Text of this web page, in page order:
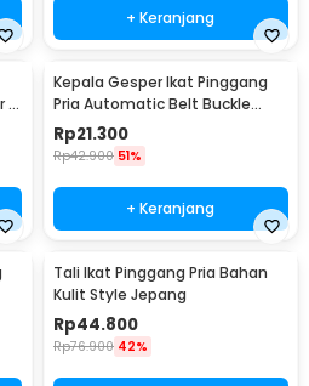
+ Keranjang
-
Kepala Gesper Ikat Pinggang
Pria Automatic Belt Buckle
Metal Model 2 - 620
Rp21.300
Rp42.900 51%
+ Keranjang
Tali Ikat Pinggang Pria Bahan
Kulit Style Jepang
Rp44.800
Rp76.900 42%